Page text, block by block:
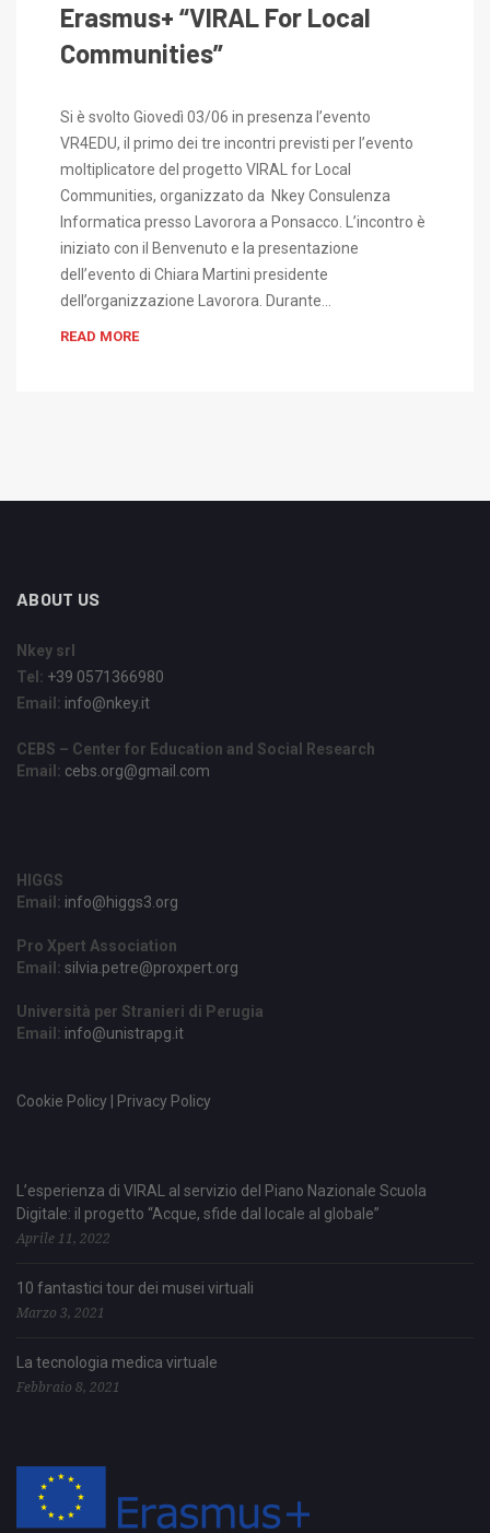
Erasmus+ “VIRAL For Local
Communities”
Si è svolto Giovedì 03/06 in presenza l’evento
VR4EDU, il primo dei tre incontri previsti per l’evento
moltiplicatore del progetto VIRAL for Local
Communities, organizzato da Nkey Consulenza
Informatica presso Lavorora a Ponsacco. L’incontro è
iniziato con il Benvenuto e la presentazione
dell’evento di Chiara Martini presidente
dell’organizzazione Lavorora. Durante…
READ MORE
ABOUT US
Nkey srl
Tel: +39 0571366980
Email: info@nkey.it
CEBS – Center for Education and Social Research
Email: cebs.org@gmail.com
HIGGS
Email: info@higgs3.org
Pro Xpert Association
Email: silvia.petre@proxpert.org
Università per Stranieri di Perugia
Email: info@unistrapg.it
Cookie Policy | Privacy Policy
L’esperienza di VIRAL al servizio del Piano Nazionale Scuola
Digitale: il progetto “Acque, sfide dal locale al globale”
Aprile 11, 2022
10 fantastici tour dei musei virtuali
Marzo 3, 2021
La tecnologia medica virtuale
Febbraio 8, 2021